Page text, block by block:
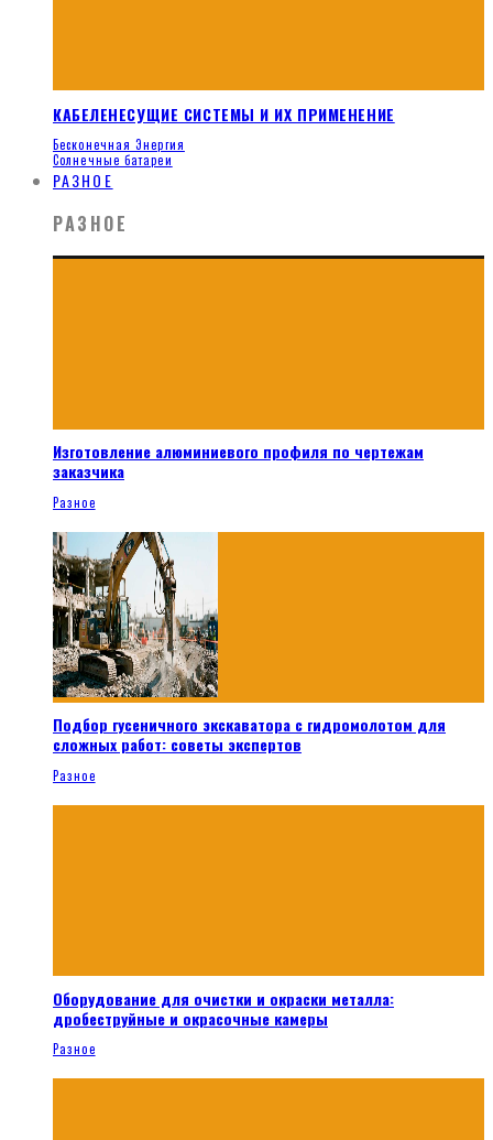
КАБЕЛЕНЕСУЩИЕ СИСТЕМЫ И ИХ ПРИМЕНЕНИЕ
Бесконечная Энергия
Солнечные батареи
РАЗНОЕ
РАЗНОЕ
Изготовление алюминиевого профиля по чертежам
заказчика
Разное
Подбор гусеничного экскаватора с гидромолотом для
сложных работ: советы экспертов
Разное
Оборудование для очистки и окраски металла:
дробеструйные и окрасочные камеры
Разное